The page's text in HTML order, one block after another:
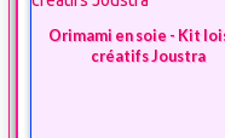
Orimami en soie - Kit
créatifs Joustra